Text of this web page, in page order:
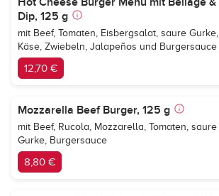
Dip, 125 g
mit Beef, Tomaten, Eisbergsalat, saure Gurke,
Käse, Zwiebeln, Jalapeños und Burgersauce
12,70 €
Mozzarella Beef Burger, 125 g
mit Beef, Rucola, Mozzarella, Tomaten, saure
Gurke, Burgersauce
8,80 €